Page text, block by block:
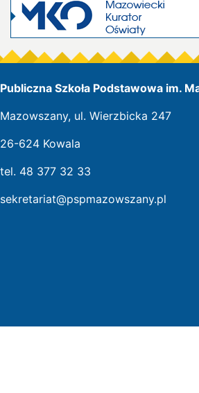
Publiczna Szkoła Podstawowa im.
Mazowszany, ul. Wierzbicka 247
26-624 Kowala
tel. 48 377 32 33
sekretariat@pspmazowszany.pl